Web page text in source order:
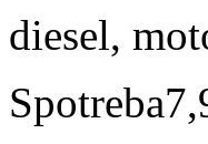
diesel,
Spotreba